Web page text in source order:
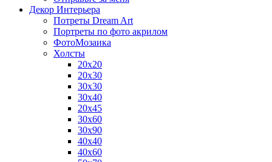
Декор Интерьера
Потреты Dream Art
Портреты по фото акрилом
ФотоМозаика
Холсты
20х20
20х30
30х30
30х40
20х45
30х60
30х90
40х40
40х60